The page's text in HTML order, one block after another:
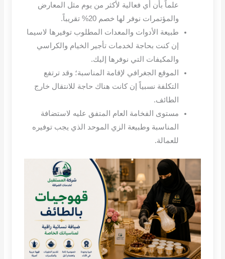
علماً بأن أي فعالية لأكثر من يوم مثل المعارض
والمؤتمرات نوفر لها خصم 20% تقريباً.
طبيعة الأدوات والمعدات المطلوب توفيرها لاسيما
إن كنت بحاجة لخدمات تأجير الخيام والكراسي
والمكيفات التي نوفرها إليك.
الموقع الجغرافي لإقامة المناسبة؛ وقد ترتفع
التكلفة نسبياً إن كانت هناك حاجة للانتقال خارج
الطائف.
مستوى الفخامة العام المتفق عليه لاستضافة
المناسبة وطبيعة الزي الموحد الذي يجب توفيره
للعمالة.